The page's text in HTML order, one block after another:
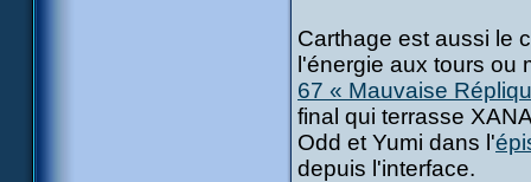
Carthage est aussi le
l'énergie aux tours ou
67 « Mauvaise
final qui terrasse
Odd et Yumi dans l'
depuis l'interface.